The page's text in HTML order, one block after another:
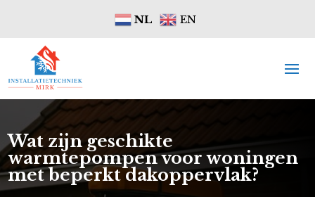
NL EN
Wat zijn geschikte
warmtepompen voor woningen
met beperkt dakoppervlak?